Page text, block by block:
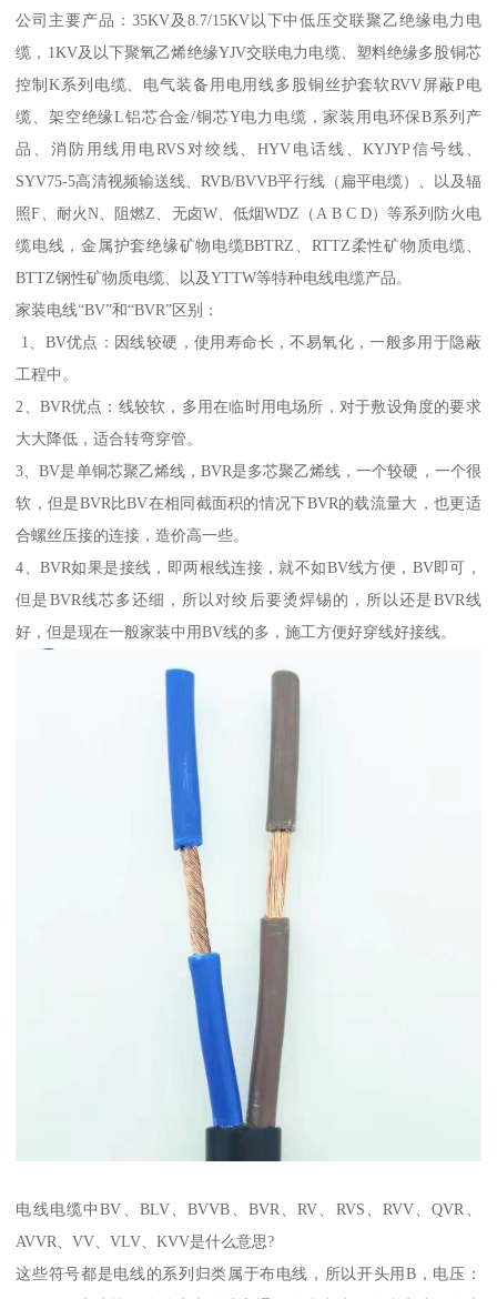
公司主要产品：35KV及8.7/15KV以下中低压交联聚乙绝缘电力电
缆，1KV及以下聚氧乙烯绝缘YJV交联电力电缆、塑料绝缘多股铜芯
控制K系列电缆、电气装备用电用线多股铜丝护套软RVV屏蔽P电
缆、架空绝缘L铝芯合金/铜芯Y电力电缆，家装用电环保B系列产
品、消防用线用电RVS对绞线、HYV电话线、KYJYP信号线、
SYV75-5高清视频输送线、RVB/BVVB平行线（扁平电缆）、以及辐
照F、耐火N、阻燃Z、无卤W、低烟WDZ（A B C D）等系列防火电
缆电线，金属护套绝缘矿物电缆BBTRZ、RTTZ柔性矿物质电缆、
BTTZ钢性矿物质电缆、以及YTTW等特种电线电缆产品。
家装电线“BV”和“BVR”区别：
1、BV优点：因线较硬，使用寿命长，不易氧化，一般多用于隐蔽
工程中。
2、BVR优点：线较软，多用在临时用电场所，对于敷设角度的要求
大大降低，适合转弯穿管。
3、BV是单铜芯聚乙烯线，BVR是多芯聚乙烯线，一个较硬，一个很
软，但是BVR比BV在相同截面积的情况下BVR的载流量大，也更适
合螺丝压接的连接，造价高一些。
4、BVR如果是接线，即两根线连接，就不如BV线方便，BV即可，
但是BVR线芯多还细，所以对绞后要烫焊锡的，所以还是BVR线
好，但是现在一般家装中用BV线的多，施工方便好穿线好接线。
电线电缆中BV、BLV、BVVB、BVR、RV、RVS、RVV、QVR、
AVVR、VV、VLV、KVV是什么意思?
这些符号都是电线的系列归类属于布电线，所以开头用B，电压：